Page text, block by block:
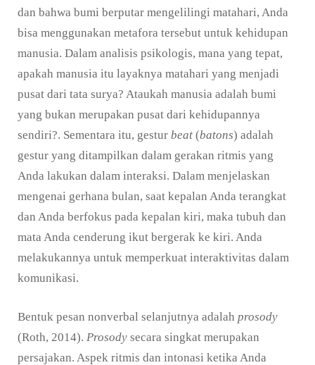
dan bahwa bumi berputar mengelilingi matahari, Anda
bisa menggunakan metafora tersebut untuk kehidupan
manusia. Dalam analisis psikologis, mana yang tepat,
apakah manusia itu layaknya matahari yang menjadi
pusat dari tata surya? Ataukah manusia adalah bumi
yang bukan merupakan pusat dari kehidupannya
sendiri?. Sementara itu, gestur beat (batons) adalah
gestur yang ditampilkan dalam gerakan ritmis yang
Anda lakukan dalam interaksi. Dalam menjelaskan
mengenai gerhana bulan, saat kepalan Anda terangkat
dan Anda berfokus pada kepalan kiri, maka tubuh dan
mata Anda cenderung ikut bergerak ke kiri. Anda
melakukannya untuk memperkuat interaktivitas dalam
komunikasi.
Bentuk pesan nonverbal selanjutnya adalah prosody
(Roth, 2014). Prosody secara singkat merupakan
persajakan. Aspek ritmis dan intonasi ketika Anda